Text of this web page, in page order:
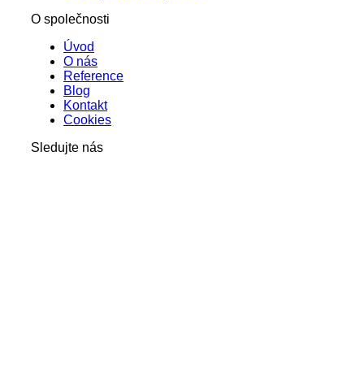
O společnosti
Úvod
O nás
Reference
Blog
Kontakt
Cookies
Sledujte nás